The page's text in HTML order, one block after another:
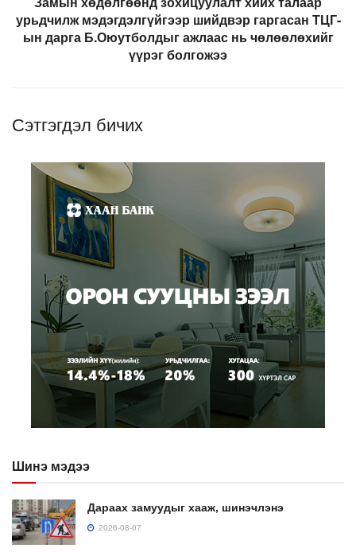
урьдчилж мэдэгдэлгүйгээр шийдвэр гаргасан ТЦГ-
ын дарга Б.Оюутболдыг ажлаас нь чөлөөлөхийг
үүрэг болгожээ
Сэтгэгдэл бичих
Шинэ мэдээ
Дараах замуудыг хааж, шинэчлэнэ
2026-08-07